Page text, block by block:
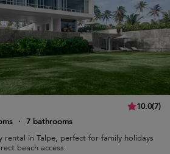
10.0(7)
· 7 bathrooms
rental in Talpe, perfect for family holidays
beach access.